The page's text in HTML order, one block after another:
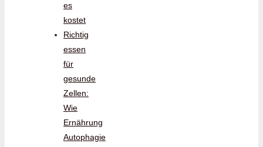
es
kostet
Richtig
essen
für
gesunde
Zellen:
Wie
Ernährung
Autophagie